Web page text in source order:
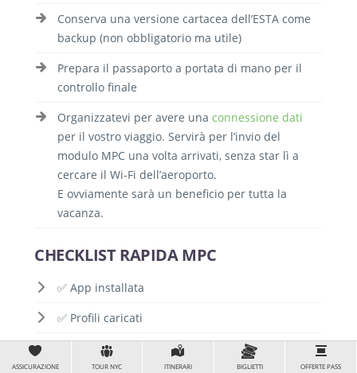
Conserva una versione cartacea dell’ESTA come
backup (non obbligatorio ma utile)
Prepara il passaporto a portata di mano per il
controllo finale
Organizzatevi per avere una connessione dati
per il vostro viaggio. Servirà per l’invio del
modulo MPC una volta arrivati, senza star lì a
cercare il Wi-Fi dell’aeroporto.
E ovviamente sarà un beneficio per tutta la
vacanza.
CHECKLIST RAPIDA MPC
✅ App installata
✅ Profili caricati
✅ Formulario compilato (bozza)
ASSICURAZIONE TOUR NYC ITINERARI BIGLIETTI OFFERTE PASS